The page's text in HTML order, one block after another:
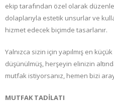
ekip tarafından özel olarak
dolaplarıyla estetik unsurlar ve
hizmet edecek biçimde tasarlanır.
Yalnızca sizin için yapılmış en
düşünülmüş, herşeyin elinizin
mutfak istiyorsanız, hemen bizi
MUTFAK TADİLATI